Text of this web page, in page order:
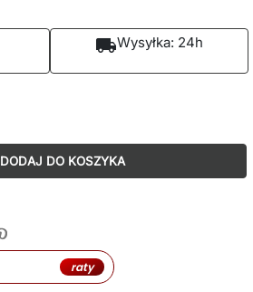
local_shippingWysyłka: 24h
DODAJ DO KOSZYKA
raty